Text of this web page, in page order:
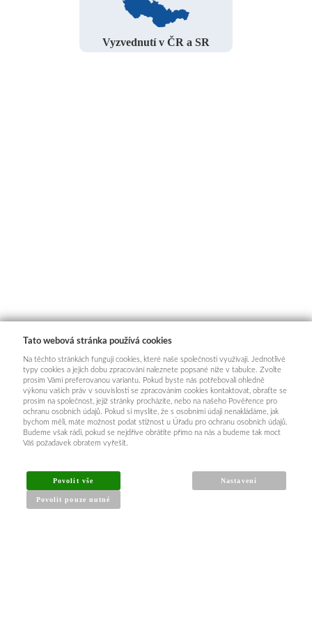
Vyzvednutí v ČR a SR
Tato webová stránka používá cookies
Na těchto stránkách fungují cookies, které naše společnosti využívají. Jednotlivé
typy cookies a jejich dobu zpracování naleznete popsané níže v tabulce. Zvolte
prosím Vámi preferovanou variantu. Pokud byste nás potřebovali ohledně
výkonu vašich práv v souvislosti se zpracováním cookies kontaktovat, obraťte se
prosím na společnost, jejíž stránky procházíte, nebo na našeho Pověřence pro
ochranu osobních údajů. Pokud si myslíte, že s osobními údaji nenakládáme, jak
bychom měli, máte možnost podat stížnost u Úřadu pro ochranu osobních údajů.
Budeme však rádi, pokud se nejdříve obrátíte přímo na nás a budeme tak moct
Váš požadavek obratem vyřešit.
Povolit vše
Povolit pouze nutné
Nastavení